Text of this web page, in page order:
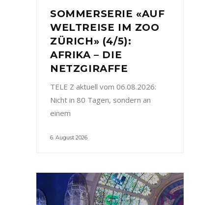
SOMMERSERIE «AUF
WELTREISE IM ZOO
ZÜRICH» (4/5):
AFRIKA – DIE
NETZGIRAFFE
TELE Z aktuell vom 06.08.2026:
Nicht in 80 Tagen, sondern an
einem
6. August 2026